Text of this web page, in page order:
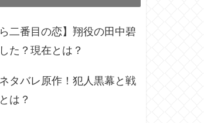
ら二番目の恋】翔役の田中碧
た？現在とは？
タバレ原作！犯人黒幕と戦
は？